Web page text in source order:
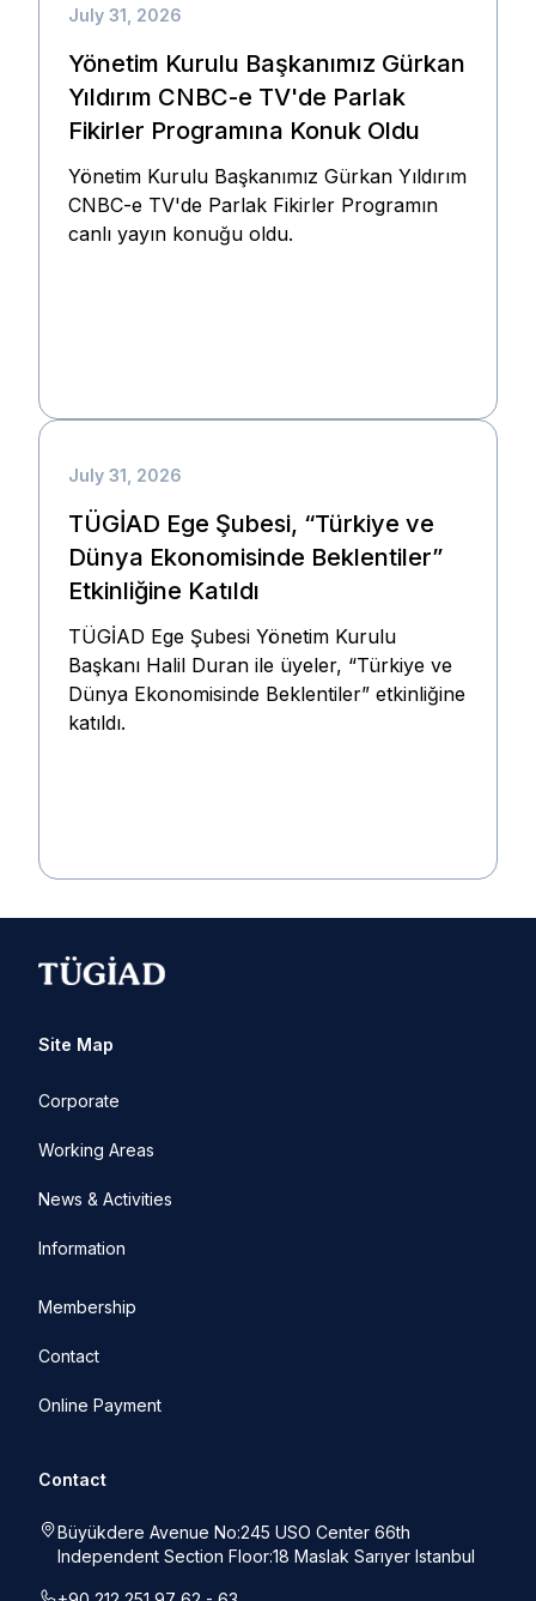
July 31, 2026
Yönetim Kurulu Başkanımız Gürkan
Yıldırım CNBC-e TV'de Parlak
Fikirler Programına Konuk Oldu
Yönetim Kurulu Başkanımız Gürkan Yıldırım
CNBC-e TV'de Parlak Fikirler Programın
canlı yayın konuğu oldu.
July 31, 2026
TÜGİAD Ege Şubesi, “Türkiye ve
Dünya Ekonomisinde Beklentiler”
Etkinliğine Katıldı
TÜGİAD Ege Şubesi Yönetim Kurulu
Başkanı Halil Duran ile üyeler, “Türkiye ve
Dünya Ekonomisinde Beklentiler” etkinliğine
katıldı.
Site Map
Corporate
Working Areas
News & Activities
Information
Membership
Contact
Online Payment
Contact
Büyükdere Avenue No:245 USO Center 66th
Independent Section Floor:18 Maslak Sarıyer Istanbul